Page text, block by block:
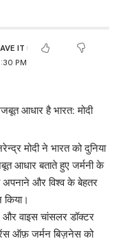
PM
मोदी ने भारत को दुनिया
आधार बताते हुए जर्मनी के
अपनाने और विश्व के बेहतर
किया।
और वाइस चांसलर डॉक्टर
ऑफ़ जर्मन बिज़नेस को